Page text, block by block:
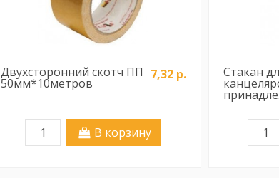
Двухсторонний скотч ПП
50мм*10метров
7,32 р.
В корзину
Стакан
9174